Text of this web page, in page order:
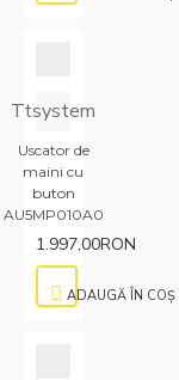
Ttsystem
Uscator de
maini cu
buton
AU5MP010A0
1.997,00RON
ADAUGĂ ÎN COŞ